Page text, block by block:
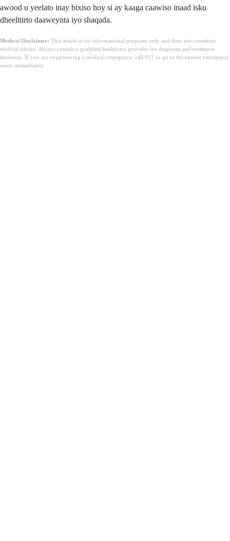
awood u yeelato inay bixiso hoy si ay kaaga caawiso inaad isku
dheelitirto daaweynta iyo shaqada.
Medical Disclaimer: This article is for informational purposes only and does not constitute
medical advice. Always consult a qualified healthcare provider for diagnosis and treatment
decisions. If you are experiencing a medical emergency, call 911 or go to the nearest emergency
room immediately.